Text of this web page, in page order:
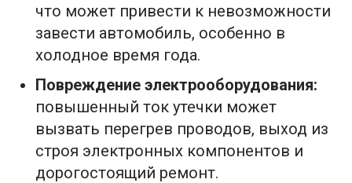
что может привести к невозможности
завести автомобиль, особенно в
холодное время года.
Повреждение электрооборудования:
повышенный ток утечки может
вызвать перегрев проводов, выход из
строя электронных компонентов и
дорогостоящий ремонт.